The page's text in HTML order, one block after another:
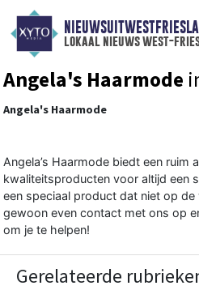
lokaal nieuws west-
Angela's Haarmode
Angela's Haarmode
Angela’s Haarmode biedt een ruim
kwaliteitsproducten voor altijd een
een speciaal product dat niet op
gewoon even contact met ons op
om je te helpen!
Gerelateerde